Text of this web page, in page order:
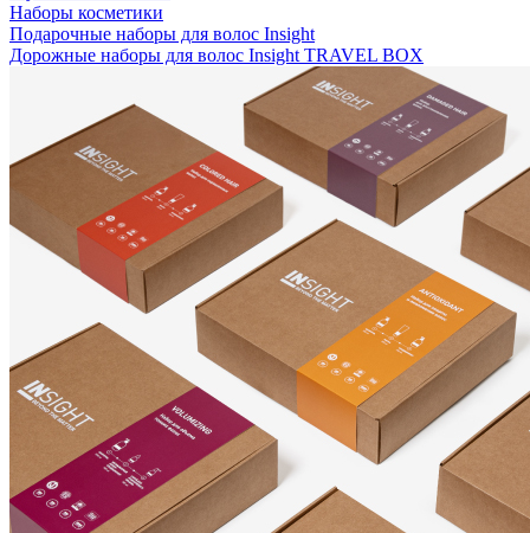
Наборы косметики
Подарочные наборы для волос Insight
Дорожные наборы для волос Insight TRAVEL BOX